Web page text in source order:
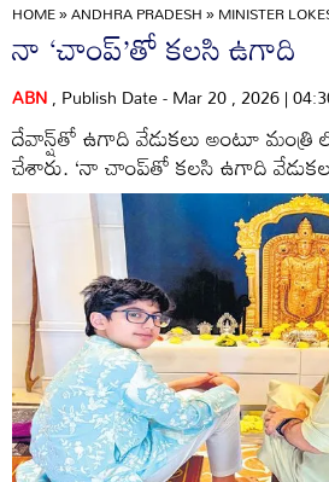
HOME»ANDHRA PRADESH»MINISTER
నా ‘చాంప్‌’తో కలసి ఉగాది
ABN, Publish Date - Mar 20 , 2026 |
దేవాన్ష్‌తో ఉగాది వేడుకలు అంటూ మంత్రి
చేశారు. ‘నా చాంప్‌తో కలసి ఉగాది